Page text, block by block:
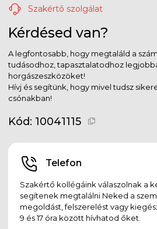
Szakértő szolgálat
Kérdésed van?
A legfontosabb, hogy megtaláld a
tudásodhoz, tapasztalatodhoz
horgászeszközöket!
Hívj és segítünk, hogy mivel tudsz
csónakban!
Kód: 10041115
Telefon
Szakértő kollégáink válaszolnak a
segítenek megtalálni Neked a
megoldást, felszerelést vagy
9 és 17 óra között hívhatod őket.